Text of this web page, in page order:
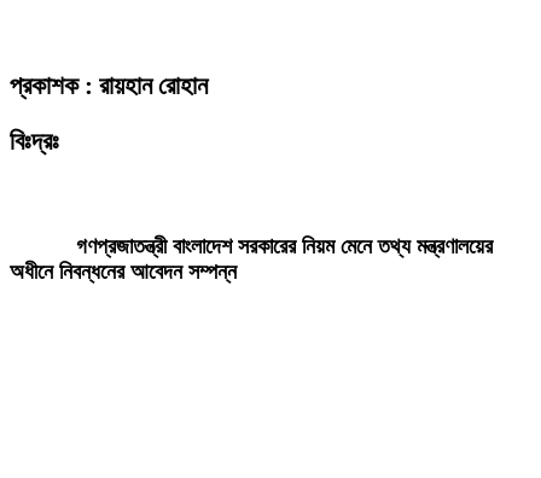
প্রকাশক : রায়হান রোহান
বিঃদ্রঃ
গণপ্রজাতন্ত্রী বাংলাদেশ সরকারের নিয়ম মেনে তথ্য মন্ত্রণালয়ের
অধীনে নিবন্ধনের আবেদন সম্পন্ন